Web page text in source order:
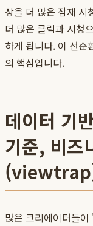
상을 더 많은 잠재 시
더 많은 클릭과 시청
하게 됩니다. 이 선순
의 핵심입니다.
데이터 기
기준, 비즈
많은 크리에이터들